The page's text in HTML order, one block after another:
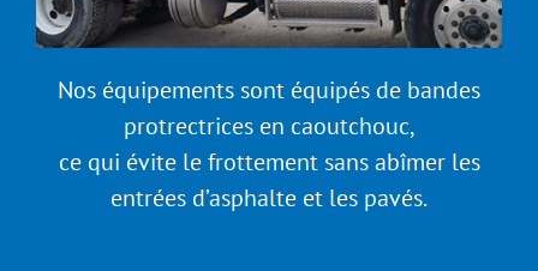
Nos équipements sont équipés de bandes
protrectrices en caoutchouc,
ce qui évite le frottement sans abîmer les
entrées d’asphalte et les pavés.